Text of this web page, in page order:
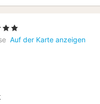
Sterne
Auf der Karte anzeigen